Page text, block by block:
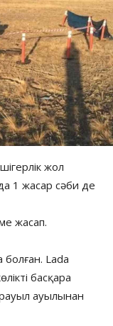
жол
1 жасар сәби де
жасап.
Lada
басқара
ауылынан